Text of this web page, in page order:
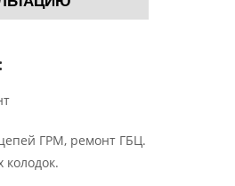
ГРМ, ремонт ГБЦ.